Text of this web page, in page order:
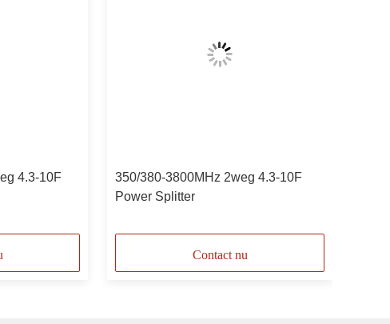
4.3-10F
350/380-3800MHz 2weg 4.3-10F
Power Splitter
Contact nu